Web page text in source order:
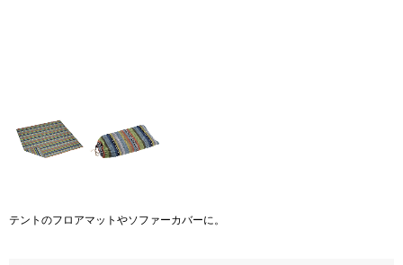
テントのフロアマットやソファーカバーに。